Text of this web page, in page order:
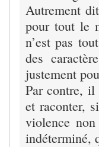
Autrement
pour tout le
n’est pas
des
justement
Par contre, il
et raconter,
violence
indéterminé,